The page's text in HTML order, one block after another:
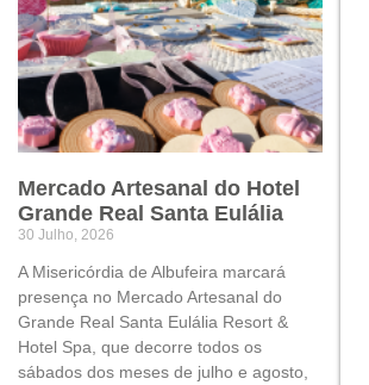
Mercado Artesanal do Hotel
Grande Real Santa Eulália
30 Julho, 2026
A Misericórdia de Albufeira marcará
presença no Mercado Artesanal do
Grande Real Santa Eulália Resort &
Hotel Spa, que decorre todos os
sábados dos meses de julho e agosto,